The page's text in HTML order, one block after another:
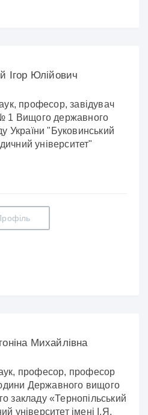
Ігор Юлійович
професор, завідувач
№ 1 Вищого державного
України "Буковинський
університет"
Михайлівна
професор, професор
Державного вищого
закладу «Тернопільський
університет імені І.Я.